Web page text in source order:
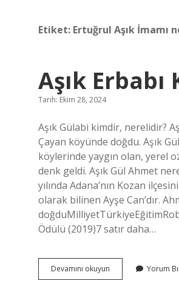
Etiket: Ertuğrul Aşık İmamı
Aşık
Tarih: Ekim 28, 2024
Aşık Gülabi kimdir, nerelidir?
Çayan köyünde doğdu. Aşık
köylerinde yaygın olan, yerel
denk geldi. Aşık Gül Ahmet
yılında Adana’nın Kozan
olarak bilinen Ayşe Can’dır.
Ödülü (2019)7 satır daha…
Devamını okuyun
Erbabı
Yorum